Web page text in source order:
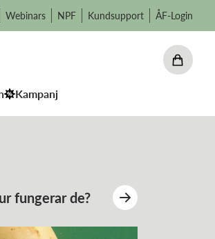
Webinars NPF Kundsupport ÅF-Login
Kampanj
fungerar de?